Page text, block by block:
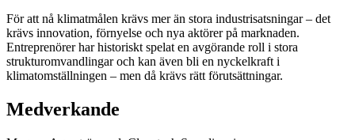
För att nå klimatmålen krävs mer än stora industrisatsningar – det
krävs innovation, förnyelse och nya aktörer på marknaden.
Entreprenörer har historiskt spelat en avgörande roll i stora
strukturomvandlingar och kan även bli en nyckelkraft i
klimatomställningen – men då krävs rätt förutsättningar.
Medverkande